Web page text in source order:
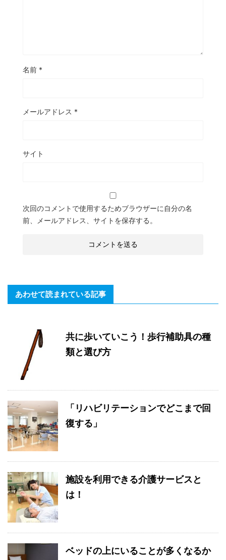
名前 *
メールアドレス *
サイト
次回のコメントで使用するためブラウザーに自分の名
前、メールアドレス、サイトを保存する。
あわせて読まれている記事
共に歩いていこう！歩行補助具の種
類と選び方
「リハビリテーションでどこまで回
復する」
施設を利用できる介護サービスと
は！
ベッドの上にいることが多くなるか